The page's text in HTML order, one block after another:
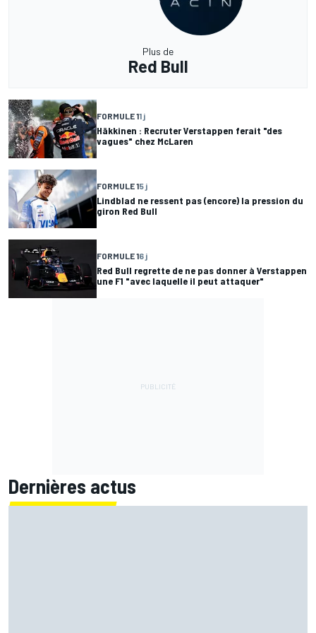
Plus de
Red Bull
FORMULE 11 j
Häkkinen : Recruter Verstappen ferait "des
vagues" chez McLaren
FORMULE 15 j
Lindblad ne ressent pas (encore) la pression du
giron Red Bull
FORMULE 16 j
Red Bull regrette de ne pas donner à Verstappen
une F1 "avec laquelle il peut attaquer"
Dernières actus